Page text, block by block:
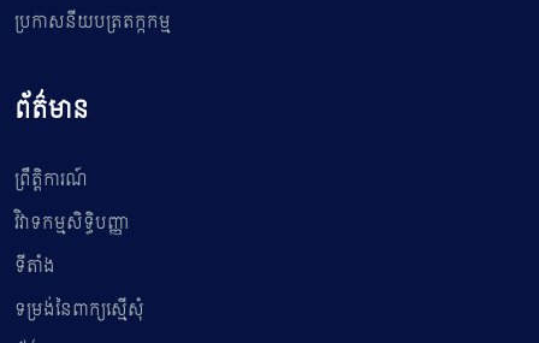
ប្រកាសនីយបត្រតក្កកម្ម
ព័ត៌មាន
ព្រឹត្តិការណ៍
វិវាទកម្មសិទ្ធិបញ្ញា
ទីតាំង
ទម្រង់នៃពាក្យស្មើសុំ